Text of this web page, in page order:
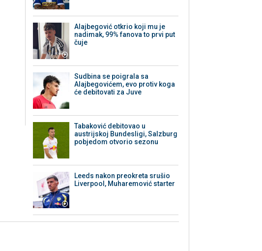
Alajbegović otkrio koji mu je
nadimak, 99% fanova to prvi put
čuje
Sudbina se poigrala sa
Alajbegovićem, evo protiv koga
će debitovati za Juve
Tabaković debitovao u
austrijskoj Bundesligi, Salzburg
pobjedom otvorio sezonu
Leeds nakon preokreta srušio
Liverpool, Muharemović starter